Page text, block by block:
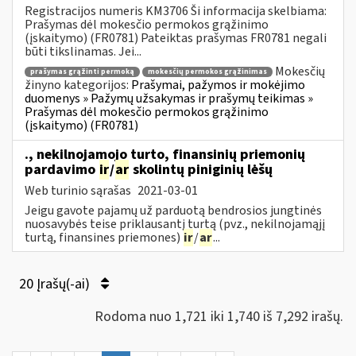
Registracijos numeris KM3706 Ši informacija skelbiama:
Prašymas dėl mokesčio permokos grąžinimo
(įskaitymo) (FR0781) Pateiktas prašymas FR0781 negali
būti tikslinamas. Jei...
prašymas grąžinti permoką mokesčių permokos grąžinimas
Mokesčių
žinyno kategorijos: Prašymai, pažymos ir mokėjimo
duomenys » Pažymų užsakymas ir prašymų teikimas »
Prašymas dėl mokesčio permokos grąžinimo
(įskaitymo) (FR0781)
., nekilnojamojo turto, finansinių priemonių
pardavimo ir/ar skolintų piniginių lėšų
Web turinio sąrašas 2021-03-01
Jeigu gavote pajamų už parduotą bendrosios jungtinės
nuosavybės teise priklausantį turtą (pvz., nekilnojamąjį
turtą, finansines priemones) ir/ar...
20 Įrašų(-ai)
Rodoma nuo 1,721 iki 1,740 iš 7,292 irašų.